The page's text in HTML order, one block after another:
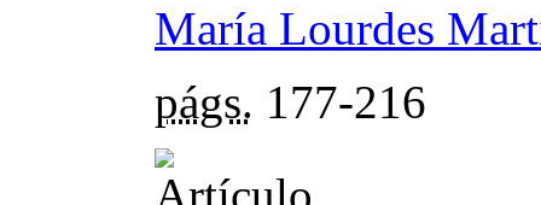
María Lourdes
págs. 177-216